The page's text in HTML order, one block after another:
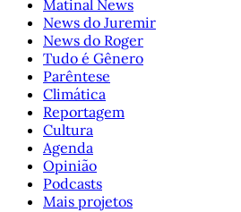
Matinal News
News do Juremir
News do Roger
Tudo é Gênero
Parêntese
Climática
Reportagem
Cultura
Agenda
Opinião
Podcasts
Mais projetos